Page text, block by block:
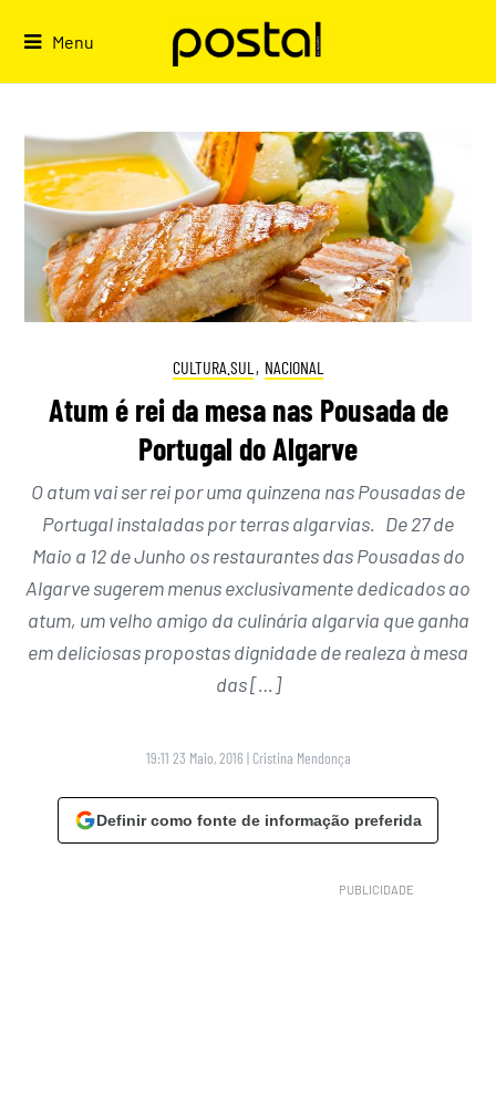
Menu
CULTURA.SUL , NACIONAL
Atum é rei da mesa nas Pousada de
Portugal do Algarve
O atum vai ser rei por uma quinzena nas Pousadas de
Portugal instaladas por terras algarvias. De 27 de
Maio a 12 de Junho os restaurantes das Pousadas do
Algarve sugerem menus exclusivamente dedicados ao
atum, um velho amigo da culinária algarvia que ganha
em deliciosas propostas dignidade de realeza à mesa
das […]
19:11 23 Maio, 2016 | Cristina Mendonça
Definir como fonte de informação preferida